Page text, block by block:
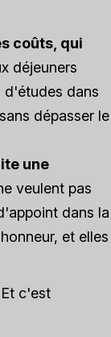
coûts, qui
déjeuners
d'études dans
dépasser le
une
veulent pas
dans la
et elles
c'est